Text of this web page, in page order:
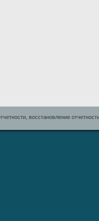
восстановление